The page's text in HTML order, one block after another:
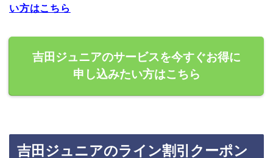
い方はこちら
吉田ジュニアのサービスを今すぐお得に
申し込みたい方はこちら
吉田ジュニアのライン割引クーポン